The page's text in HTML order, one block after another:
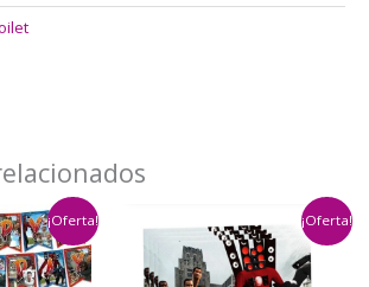
¡Oferta! ¡Oferta!